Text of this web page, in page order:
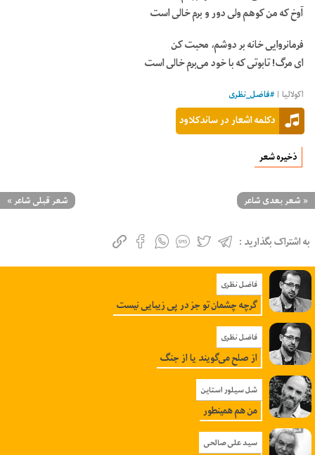
آوخ که من کوهم ولی دور و برم خالی است
فرمانروایی خانه بر دوشم، محبت کن
ای مرگ! تابوتی که با خود می‌برم خالی است
اکولالیا | #فاضل_نظری
دکلمه اشعار در ساندکلاود
ذخیره شعر
« شعر بعدی شاعر شعر قبلی شاعر»
به اشتراک بگذارید :
فاضل نظری
گرچه چشمان تو جز در پی زیبایی نیست
فاضل نظری
از صلح می‌گویند یا از جنگ
شل سیلور استاین
من هم همینطور
سید علی صالحی